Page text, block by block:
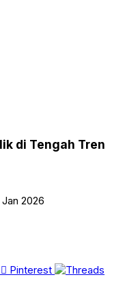
di Tengah Tren
2026
Pinterest